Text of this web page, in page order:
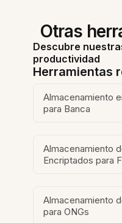
Otras
Descubre
productividad
Herramientas
Almacenamiento
para Banca
Almacenamiento
Encriptados para
Almacenamiento
para ONGs